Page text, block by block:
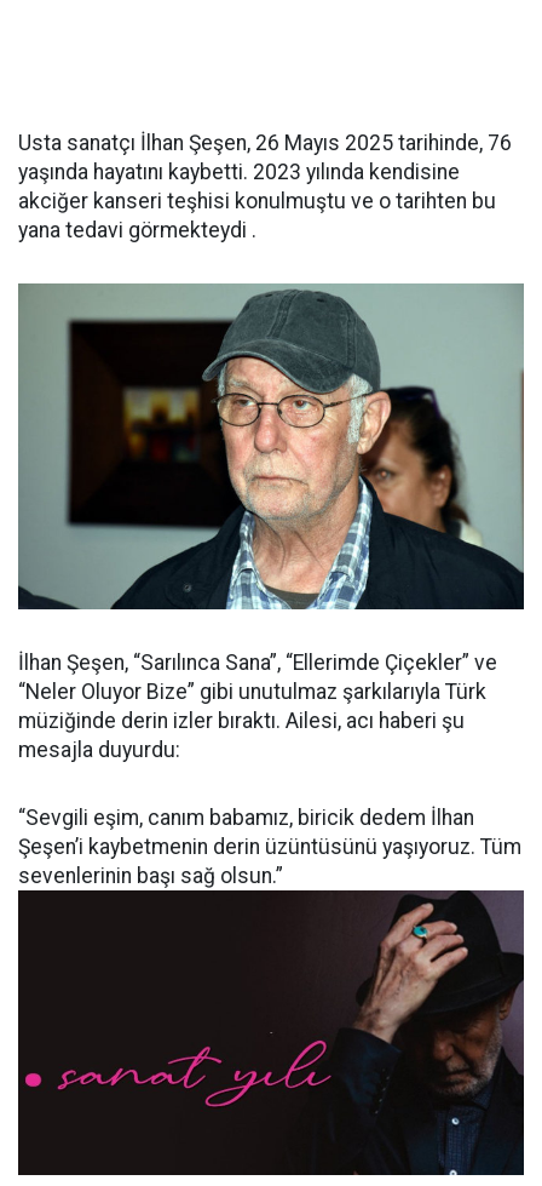
Usta sanatçı İlhan Şeşen, 26 Mayıs 2025 tarihinde, 76
yaşında hayatını kaybetti. 2023 yılında kendisine
akciğer kanseri teşhisi konulmuştu ve o tarihten bu
yana tedavi görmekteydi .
İlhan Şeşen, “Sarılınca Sana”, “Ellerimde Çiçekler” ve
“Neler Oluyor Bize” gibi unutulmaz şarkılarıyla Türk
müziğinde derin izler bıraktı. Ailesi, acı haberi şu
mesajla duyurdu:
“Sevgili eşim, canım babamız, biricik dedem İlhan
Şeşen’i kaybetmenin derin üzüntüsünü yaşıyoruz. Tüm
sevenlerinin başı sağ olsun.”